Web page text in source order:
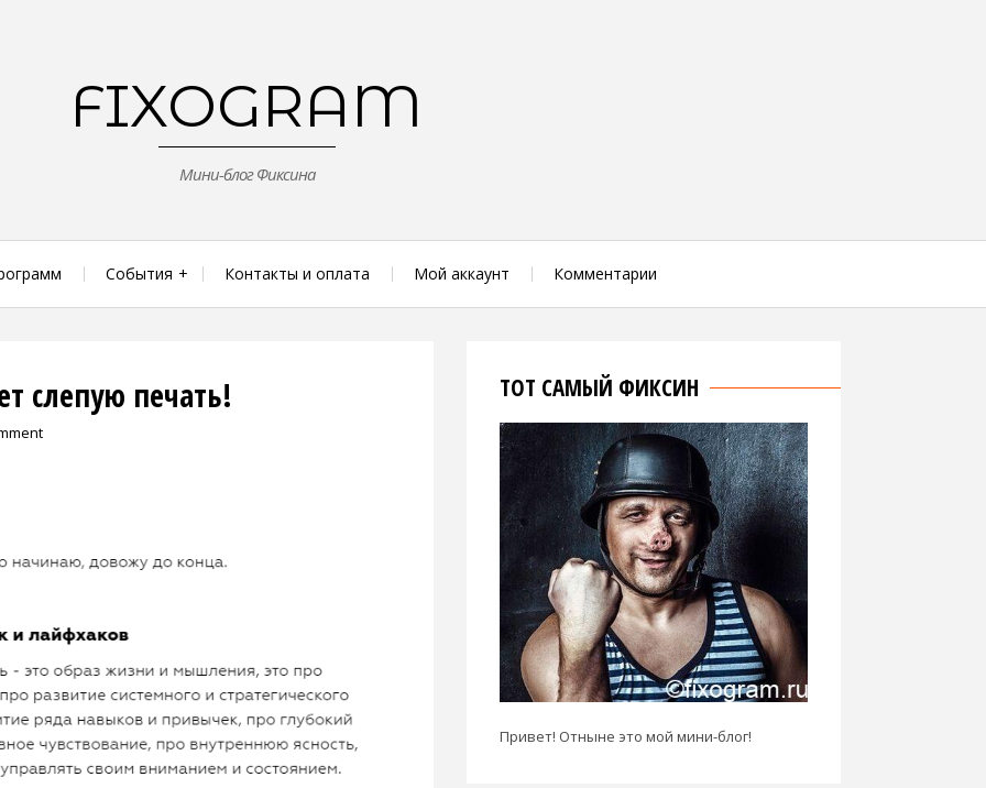
FIXOGRAM
Мини-блог Фиксина
События Контакты и оплата Мой аккаунт Комментарии
слепую печать! ТОТ САМЫЙ ФИКСИН
Привет! Отныне это мой мини-блог!